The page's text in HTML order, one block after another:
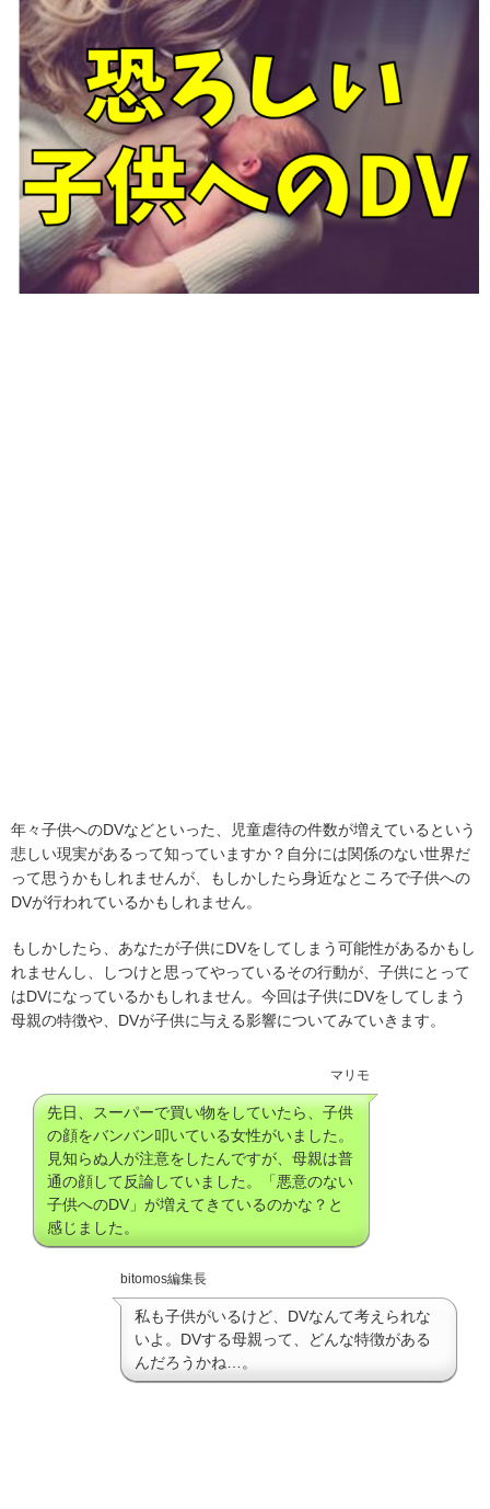
年々子供へのDVなどといった、児童虐待の件数が増えているという
悲しい現実があるって知っていますか？自分には関係のない世界だ
って思うかもしれませんが、もしかしたら身近なところで子供への
DVが行われているかもしれません。
もしかしたら、あなたが子供にDVをしてしまう可能性があるかもし
れませんし、しつけと思ってやっているその行動が、子供にとって
はDVになっているかもしれません。今回は子供にDVをしてしまう
母親の特徴や、DVが子供に与える影響についてみていきます。
マリモ
先日、スーパーで買い物をしていたら、子供
の顔をバンバン叩いている女性がいました。
見知らぬ人が注意をしたんですが、母親は普
通の顔して反論していました。「悪意のない
子供へのDV」が増えてきているのかな？と
感じました。
bitomos編集長
私も子供がいるけど、DVなんて考えられな
いよ。DVする母親って、どんな特徴がある
んだろうかね…。